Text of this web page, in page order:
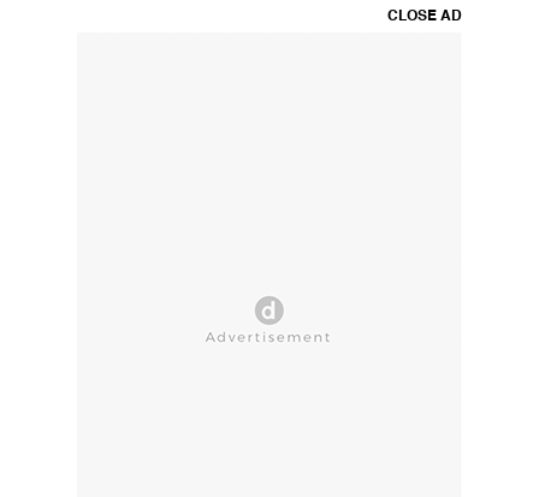
CLOSE AD